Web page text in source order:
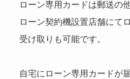
ローン専用カードは郵送の
ローン契約機設置店舗にて
受け取りも可能です。
自宅にローン専用カードが